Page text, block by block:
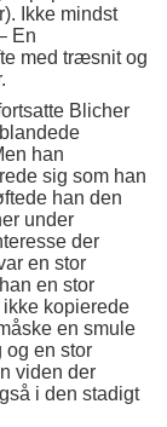
Ikke mindst
En
med træsnit og
Blicher
han
sig som han
han den
under
der
en stor
en stor
ikke kopierede
en smule
en stor
viden der
i den stadigt